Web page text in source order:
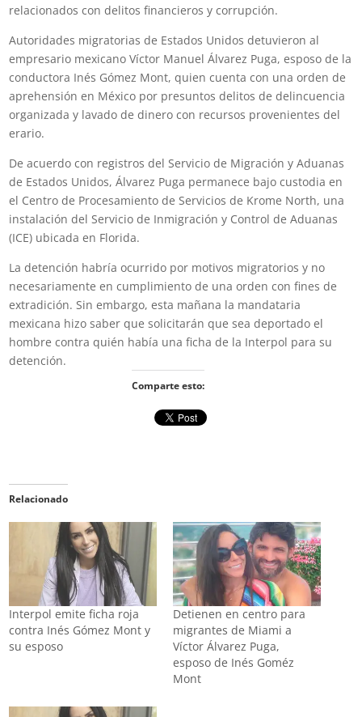
relacionados con delitos financieros y corrupción.
Autoridades migratorias de Estados Unidos detuvieron al
empresario mexicano Víctor Manuel Álvarez Puga, esposo de la
conductora Inés Gómez Mont, quien cuenta con una orden de
aprehensión en México por presuntos delitos de delincuencia
organizada y lavado de dinero con recursos provenientes del
erario.
De acuerdo con registros del Servicio de Migración y Aduanas
de Estados Unidos, Álvarez Puga permanece bajo custodia en
el Centro de Procesamiento de Servicios de Krome North, una
instalación del Servicio de Inmigración y Control de Aduanas
(ICE) ubicada en Florida.
La detención habría ocurrido por motivos migratorios y no
necesariamente en cumplimiento de una orden con fines de
extradición. Sin embargo, esta mañana la mandataria
mexicana hizo saber que solicitarán que sea deportado el
hombre contra quién había una ficha de la Interpol para su
detención.
Comparte esto:
Relacionado
Interpol emite ficha roja
contra Inés Gómez Mont y
su esposo
Detienen en centro para
migrantes de Miami a
Víctor Álvarez Puga,
esposo de Inés Goméz
Mont